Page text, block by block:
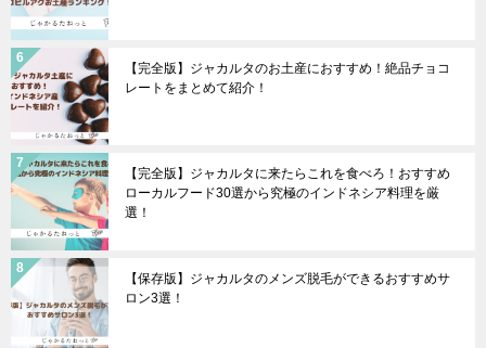
【完全版】ジャカルタのお土産におすすめ！絶品チョコ
レートをまとめて紹介！
【完全版】ジャカルタに来たらこれを食べろ！おすすめ
ローカルフード30選から究極のインドネシア料理を厳
選！
【保存版】ジャカルタのメンズ脱毛ができるおすすめサ
ロン3選！